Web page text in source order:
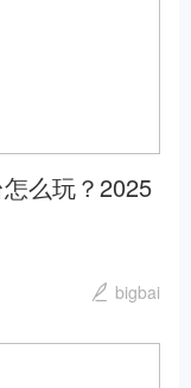
么玩？2025
bigbai